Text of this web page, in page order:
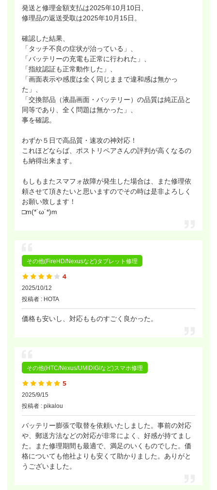
発送と修理金額支払は2025年10月10日、
修理品の返送受取は2025年10月15日。
確認した結果、
「タッチ不良の症状が治っている」、
「バッテリーの充電も正常に行われた」、
「指紋認証も正常動作した」、
「画面表示や感度は全く同じままで違和感は無かっ
た」、
「交換部品（液晶画面・バッテリー）の品質は純正品と
同等であり、全く問題は無かった」、
事を確認。
わずか５日で高品質・速攻の神対応！
これほどならば、ポストリペアさんの評判が高くなるの
も納得出来ます。
もしもまたスマフォ故障が発生した場合は、また修理依
頼させて頂きたいと思いますのでその時は是非よろしく
お願い致します！
□m(*˙ω˙*)m
その他(FireHD/Nexusなど)タブレット修理
2025/10/12
投稿者 : HOTA
価格も安いし、対応もものすごく良かった。
その他(HTC/Nexus/UMIDIGIなど)スマホ修理
2025/9/15
投稿者 : pikalou
バッテリー膨張で取替を依頼いたしました。事前の対応
や、郵送方法などの対応が非常によく、好感が持てまし
た。また修理期間も最適で、満足のいくものでした。価
格についても他社よりも安くて助かりました。ありがと
うございました。